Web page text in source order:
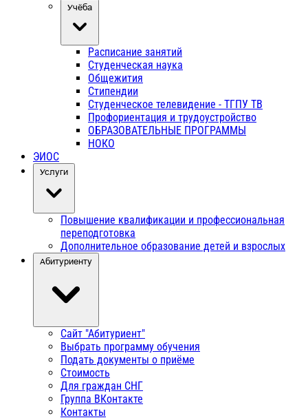
Учёба
Расписание занятий
Студенческая наука
Общежития
Стипендии
Студенческое телевидение - ТГПУ ТВ
Профориентация и трудоустройство
ОБРАЗОВАТЕЛЬНЫЕ ПРОГРАММЫ
НОКО
ЭИОС
Услуги
Повышение квалификации и профессиональная
переподготовка
Дополнительное образование детей и взрослых
Абитуриенту
Сайт "Абитуриент"
Выбрать программу обучения
Подать документы о приёме
Стоимость
Для граждан СНГ
Группа ВКонтакте
Контакты